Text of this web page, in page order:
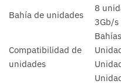
Bahía de unidades
8
3Gb/s
Compatibilidad de
unidades